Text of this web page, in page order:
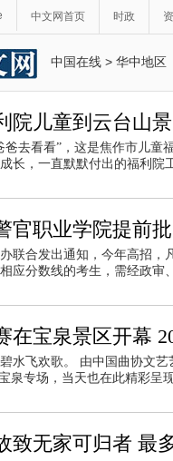
中文网首页 时政
中国在线 > 华中地区
院儿童到云台山
爸去看看”，这是焦作市儿童
长，一直默默付出的福利院
官职业学院提前
联合发出通知，今年高招
应分数线的考生，需经政审
在宝泉景区开幕
水飞欢歌。 由中国曲协文
泉专场，当天也在此精彩呈现
致无家可归者 最